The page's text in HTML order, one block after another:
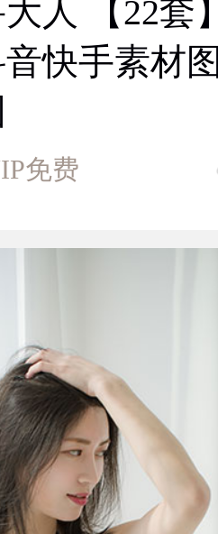
人 【22套
快手素材
免费